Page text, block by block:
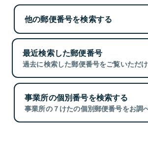
他の郵便番号を検索する
最近検索した郵便番号
過去に検索した郵便番号をご覧いただけ
事業所の個別番号を検索する
事業所の７けたの個別郵便番号をお調